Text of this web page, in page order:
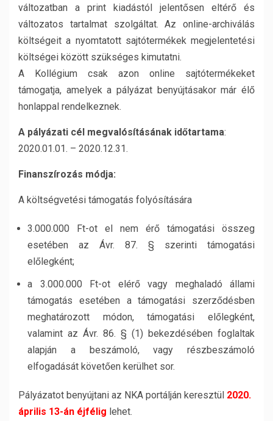
változatban a print kiadástól jelentősen eltérő és
változatos tartalmat szolgáltat. Az online-archiválás
költségeit a nyomtatott sajtótermékek megjelentetési
költségei között szükséges kimutatni.
A Kollégium csak azon online sajtótermékeket
támogatja, amelyek a pályázat benyújtásakor már élő
honlappal rendelkeznek.
A pályázati cél megvalósításának időtartama:
2020.01.01. – 2020.12.31.
Finanszírozás módja:
A költségvetési támogatás folyósítására
3.000.000 Ft-ot el nem érő támogatási összeg
esetében az Ávr. 87. § szerinti támogatási
előlegként;
a 3.000.000 Ft-ot elérő vagy meghaladó állami
támogatás esetében a támogatási szerződésben
meghatározott módon, támogatási előlegként,
valamint az Ávr. 86. § (1) bekezdésében foglaltak
alapján a beszámoló, vagy részbeszámoló
elfogadását követően kerülhet sor.
Pályázatot benyújtani az NKA portálján keresztül 2020.
április 13-án éjfélig lehet.